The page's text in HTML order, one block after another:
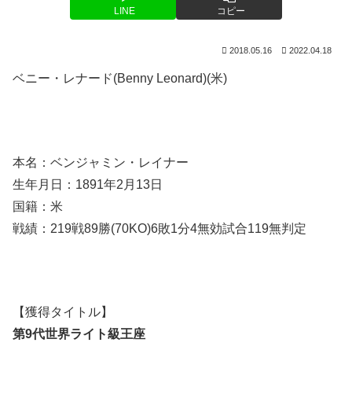
LINE コピー
2018.05.16 2022.04.18
ベニー・レナード(Benny Leonard)(米)
本名：ベンジャミン・レイナー
生年月日：1891年2月13日
国籍：米
戦績：219戦89勝(70KO)6敗1分4無効試合119無判定
【獲得タイトル】
第9代世界ライト級王座